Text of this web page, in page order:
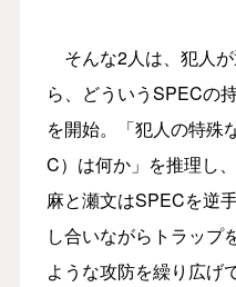
そんな2人は、犯人
ら、どういうSPECの
を開始。「犯人の特殊
C）は何か」を推理し
麻と瀬文はSPECを逆
し合いながらトラップ
ような攻防を繰り広げ